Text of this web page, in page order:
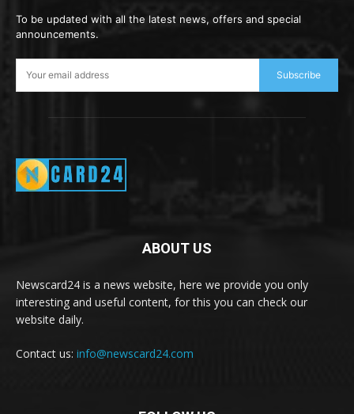
To be updated with all the latest news, offers and special
announcements.
Subscribe
ABOUT US
Newscard24 is a news website, here we provide you only
interesting and useful content, for this you can check our
website daily.
Contact us: info@newscard24.com